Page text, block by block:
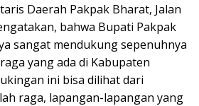
Daerah Pakpak Bharat, Jalan
bahwa Bupati Pakpak
sangat mendukung sepenuhnya
yang ada di Kabupaten
ini bisa dilihat dari
raga, lapangan-lapangan yang